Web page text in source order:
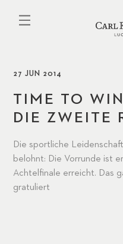
27 JUN 2014
TIME TO
DIE ZWEITE
Die sportliche
belohnt: Die Vorrunde ist
Achtelfinale erreicht. Das
gratuliert